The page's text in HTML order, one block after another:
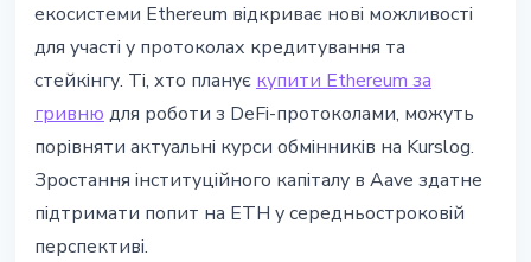
екосистеми Ethereum відкриває нові можливості
для участі у протоколах кредитування та
стейкінгу. Ті, хто плануєкупити Ethereum за
гривнюдля роботи з DeFi-протоколами, можуть
порівняти актуальні курси обмінників на Kurslog.
Зростання інституційного капіталу в Aave здатне
підтримати попит на ETH у середньостроковій
перспективі.